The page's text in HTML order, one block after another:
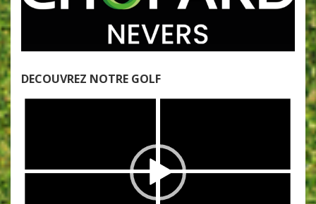
DECOUVREZ NOTRE GOLF
Lecteur